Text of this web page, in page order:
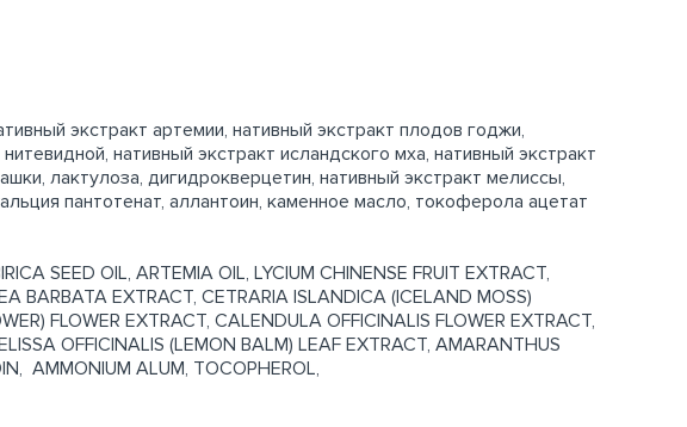
экстракт артемии, нативный экстракт плодов годжи,
нативный экстракт исландского мха, нативный экстракт
лактулоза, дигидрокверцетин, нативный экстракт мелиссы,
пантотенат, аллантоин, каменное масло, токоферола ацетат
SEED OIL, ARTEMIA OIL, LYCIUM CHINENSE FRUIT EXTRACT,
BARBATA EXTRACT, CETRARIA ISLANDICA (ICELAND MOSS)
FLOWER EXTRACT, CALENDULA OFFICINALIS FLOWER EXTRACT,
OFFICINALIS (LEMON BALM) LEAF EXTRACT, AMARANTHUS
AMМONIUМ ALUM, TOCOPHEROL,